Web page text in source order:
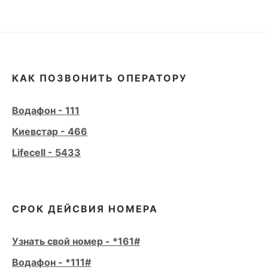
КАК ПОЗВОНИТЬ ОПЕРАТОРУ
Водафон - 111
Киевстар - 466
Lifecell - 5433
СРОК ДЕЙСВИЯ НОМЕРА
Узнать свой номер - *161#
Водафон - *111#